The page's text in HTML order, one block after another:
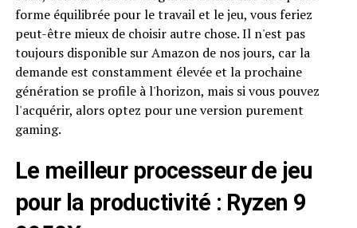
forme équilibrée pour le travail et le jeu, vous feriez
peut-être mieux de choisir autre chose. Il n'est pas
toujours disponible sur Amazon de nos jours, car la
demande est constamment élevée et la prochaine
génération se profile à l'horizon, mais si vous pouvez
l'acquérir, alors optez pour une version purement
gaming.
Le meilleur processeur de jeu
pour la productivité : Ryzen 9